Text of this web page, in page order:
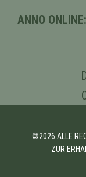
ANNO ONLINE:
©2026 ALLE
ZUR